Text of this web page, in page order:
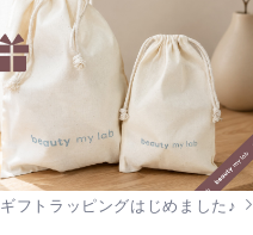
ギフトラッピングはじめました♪